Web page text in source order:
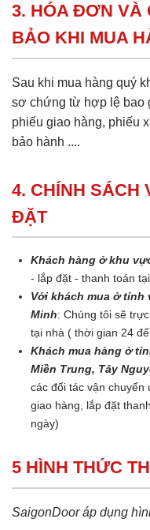
3. HÓA ĐƠN VÀ
BẢO KHI MUA
Sau khi mua hàng quý
sơ chứng từ hợp lệ bao
phiếu giao hàng, phiếu
bảo hành ....
4. CHÍNH SÁCH
ĐẶT
Khách hàng ở khu
- lắp đặt - thanh toán
Với khách mua ở tỉnh
Minh: Chúng tôi sẽ
tại nhà ( thời gian 24
Khách mua hàng ở
Miền Trung, Tây
các đối tác vận chuyển
giao hàng, lắp đặt
ngày)
5 HÌNH THỨC
SaigonDoor áp dụng